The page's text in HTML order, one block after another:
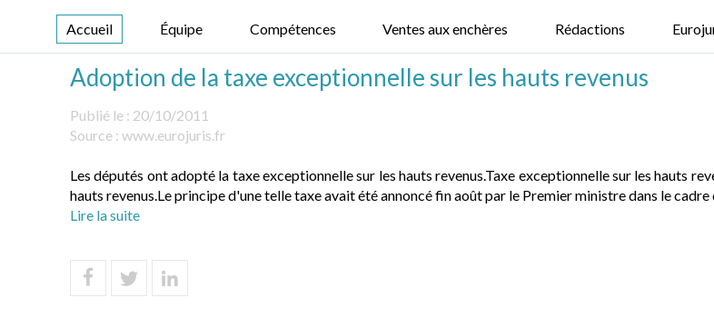
Accueil Équipe Compétences Ventes aux enchères Rédactions
Adoption de la taxe exceptionnelle sur les hauts revenus
Publié le : 20/10/2011
Source : www.eurojuris.fr
Les députés ont adopté la taxe exceptionnelle sur les hauts revenus.Taxe exceptionnelle sur les hauts
hauts revenus.Le principe d'une telle taxe avait été annoncé fin août par le Premier ministre dans le
Lire la suite